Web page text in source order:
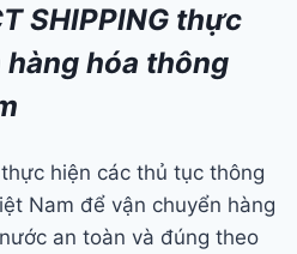
SHIPPING thực
hóa thông
hiện các thủ tục thông
Nam để vận chuyển hàng
an toàn và đúng theo